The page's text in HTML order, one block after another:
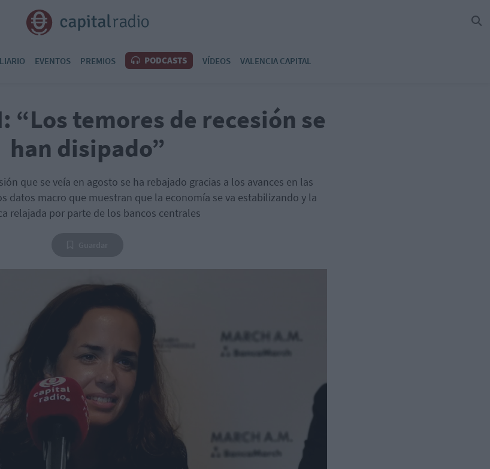
EVENTOS PREMIOS PODCASTS VÍDEOS VALENCIA CAPITAL
“Los temores de recesión se
han disipado”
que se veía en agosto se ha rebajado gracias a los avances en las
datos macro que muestran que la economía se va estabilizando y la
relajada por parte de los bancos centrales